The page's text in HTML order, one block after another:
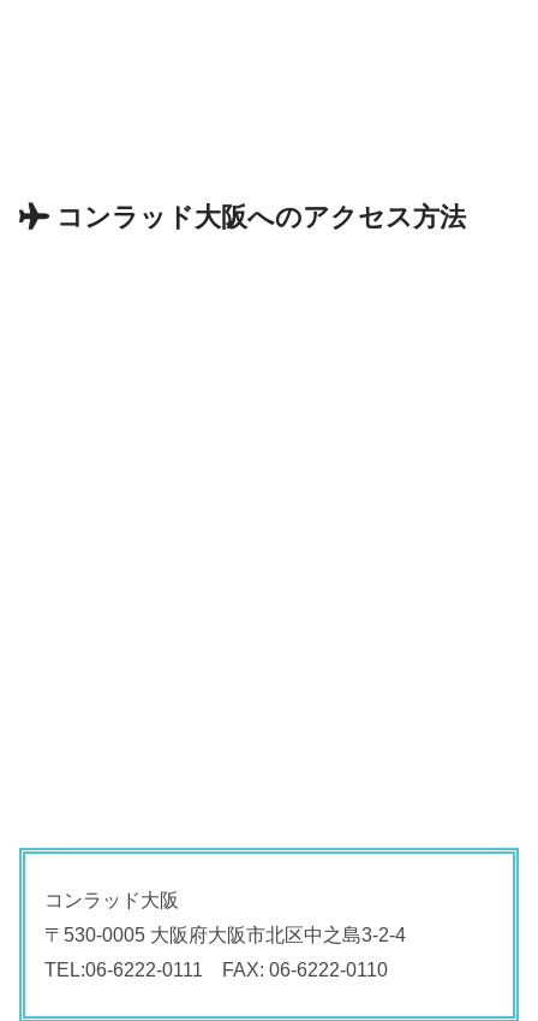
コンラッド大阪へのアクセス方法
コンラッド大阪
〒530-0005 大阪府大阪市北区中之島3-2-4
TEL:06-6222-0111 FAX: 06-6222-0110